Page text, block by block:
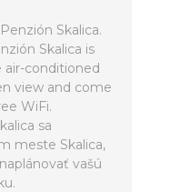
Skalica.
Skalica is
air-conditioned
view and come
WiFi.
sa
meste Skalica,
vašú